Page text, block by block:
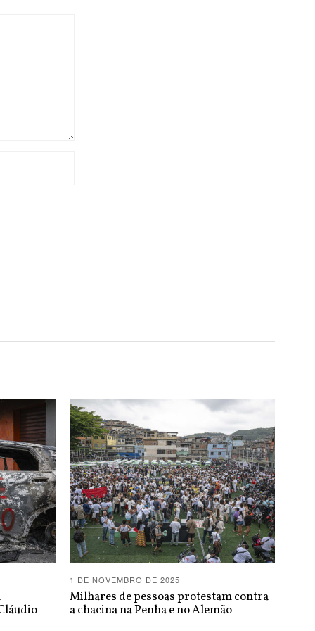
1 DE NOVEMBRO DE 2025
Milhares de pessoas protestam contra
a chacina na Penha e no Alemão